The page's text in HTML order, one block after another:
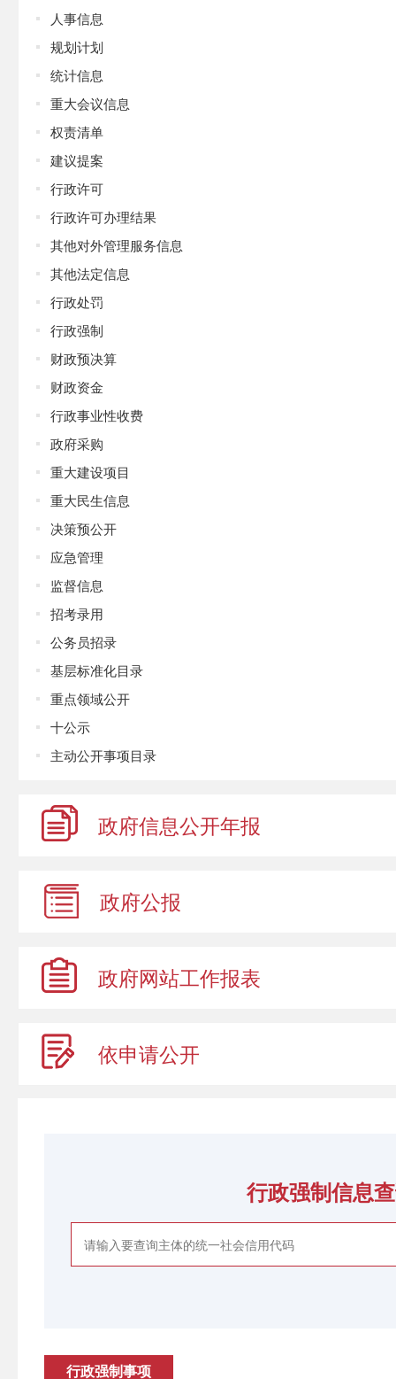
人事信息
规划计划
统计信息
重大会议信息
权责清单
建议提案
行政许可
行政许可办理结果
其他对外管理服务信息
其他法定信息
行政处罚
行政强制
财政预决算
财政资金
行政事业性收费
政府采购
重大建设项目
重大民生信息
决策预公开
应急管理
监督信息
招考录用
公务员招录
基层标准化目录
重点领域公开
十公示
主动公开事项目录
政府信息公开年报
政府公报
政府网站工作报表
依申请公开
行政强制信息
行政强制事项